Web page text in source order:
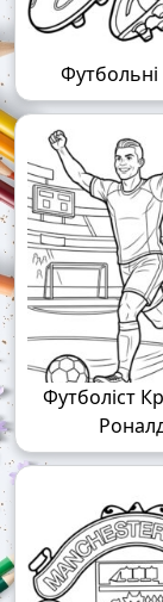
Футбольні
Футболіст